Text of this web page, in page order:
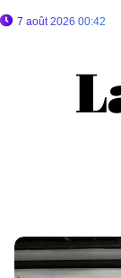
7 août 2026 00:42